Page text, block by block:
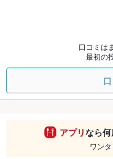
口コミは
最初の
アプリなら
ワン